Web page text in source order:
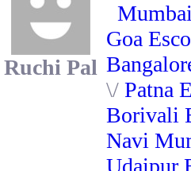
Ruchi Pal
Goa
\/ Patna
Borivali
Navi
Udaipur